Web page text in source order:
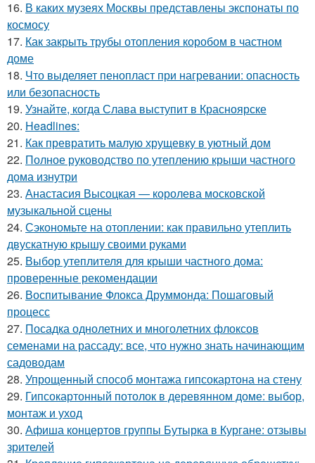
16. В каких музеях Москвы представлены экспонаты по
космосу
17. Как закрыть трубы отопления коробом в частном
доме
18. Что выделяет пенопласт при нагревании: опасность
или безопасность
19. Узнайте, когда Слава выступит в Красноярске
20. Headlines:
21. Как превратить малую хрущевку в уютный дом
22. Полное руководство по утеплению крыши частного
дома изнутри
23. Анастасия Высоцкая — королева московской
музыкальной сцены
24. Сэкономьте на отоплении: как правильно утеплить
двускатную крышу своими руками
25. Выбор утеплителя для крыши частного дома:
проверенные рекомендации
26. Воспитывание Флокса Друммонда: Пошаговый
процесс
27. Посадка однолетних и многолетних флоксов
семенами на рассаду: все, что нужно знать начинающим
садоводам
28. Упрощенный способ монтажа гипсокартона на стену
29. Гипсокартонный потолок в деревянном доме: выбор,
монтаж и уход
30. Афиша концертов группы Бутырка в Кургане: отзывы
зрителей